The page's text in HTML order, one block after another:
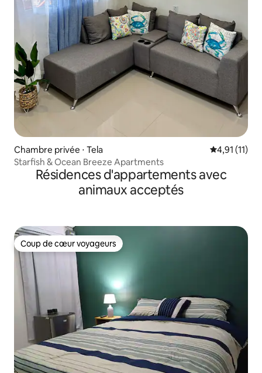
Chambre privée ⋅ Tela Évaluation
4,91 (11)
Starfish & Ocean Breeze Apartments
Résidences d'appartements avec
animaux acceptés
Coup de cœur voyageurs
Coup de cœur voyageurs